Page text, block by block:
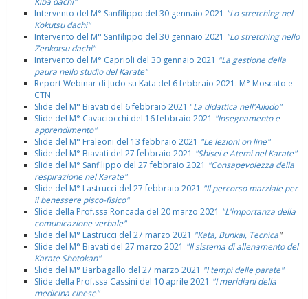
Intervento del M° Sanfilippo del 30 gennaio 2021 "Lo stretching nel
Kokutsu dachi"
Intervento del M° Sanfilippo del 30 gennaio 2021 "Lo stretching nello
Zenkotsu dachi"
Intervento del M° Caprioli del 30 gennaio 2021 "La gestione della
paura nello studio del Karate"
Report Webinar di Judo su Kata del 6 febbraio 2021. M° Moscato e
CTN
Slide del M° Biavati del 6 febbraio 2021 "La didattica nell'Aikido"
Slide del M° Cavaciocchi del 16 febbraio 2021 "Insegnamento e
apprendimento"
Slide del M° Fraleoni del 13 febbraio 2021 "Le lezioni on line"
Slide del M° Biavati del 27 febbraio 2021 "Shisei e Atemi nel Karate"
Slide del M° Sanfilippo del 27 febbraio 2021 "Consapevolezza della
respirazione nel Karate"
Slide del M° Lastrucci del 27 febbraio 2021 "Il percorso marziale per
il benessere pisco-fisico"
Slide della Prof.ssa Roncada del 20 marzo 2021 "L'importanza della
comunicazione verbale"
Slide del M° Lastrucci del 27 marzo 2021 "Kata, Bunkai, Tecnica"
Slide del M° Biavati del 27 marzo 2021 "Il sistema di allenamento del
Karate Shotokan"
Slide del M° Barbagallo del 27 marzo 2021 "I tempi delle parate"
Slide della Prof.ssa Cassini del 10 aprile 2021 "I meridiani della
medicina cinese"